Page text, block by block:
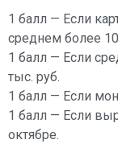
1 балл — Если
среднем более
1 балл — Если
тыс. руб.
1 балл — Если
1 балл — Если
октябре.